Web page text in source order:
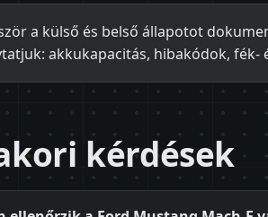
a külső és belső állapotot
akkukapacitás, hibakódok, fék-
kérdések